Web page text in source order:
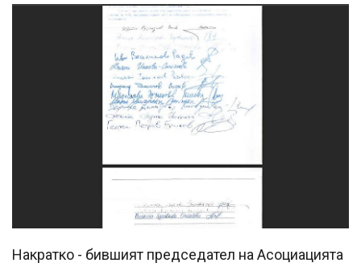
Накратко - бившият председател на Асоциацията